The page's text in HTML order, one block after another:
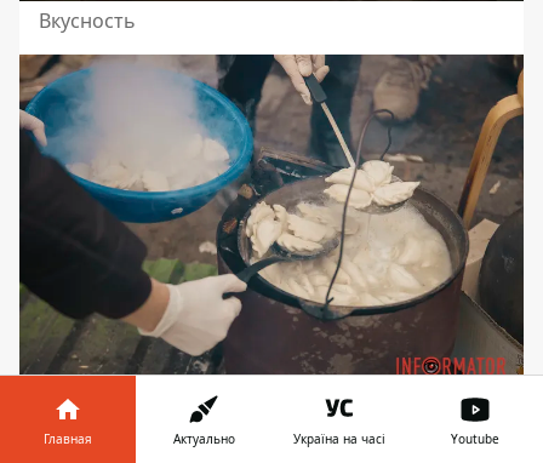
Вкусность
Приятного аппетита
Главная Актуально Україна на часі Youtube